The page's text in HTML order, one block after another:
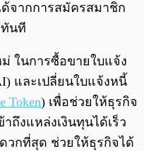
ด้จากการสมัครสมาชิก
ทันที
ในการซื้อขายใบแจ้ง
และเปลี่ยนใบแจ้งหนี้
Token) เพื่อช่วยให้ธุรกิจ
ถึงแหล่งเงินทุนได้เร็ว
วกที่สุด ช่วยให้ธุรกิจได้